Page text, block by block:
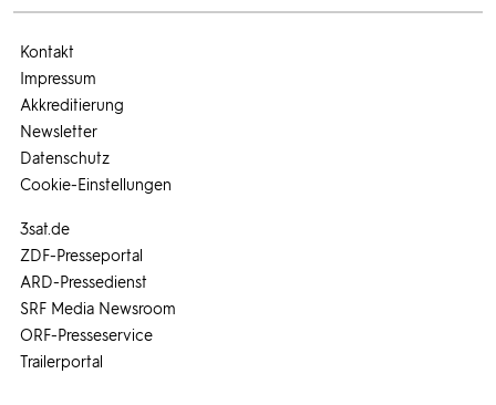
3sat.de
ZDF-Presseportal
ARD-Pressedienst
SRF Media Newsroom
ORF-Presseservice
Trailerportal
Kontakt
Impressum
Akkreditierung
Newsletter
Datenschutz
Cookie-Einstellungen